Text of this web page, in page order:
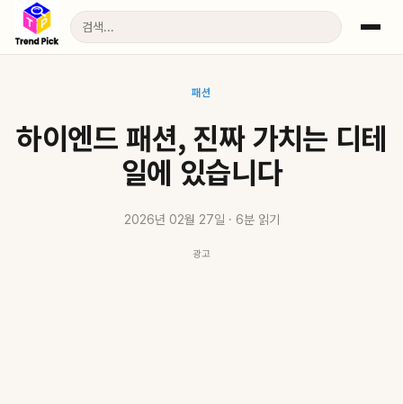
패션
하이엔드 패션, 진짜 가치는 디테
일에 있습니다
2026년 02월 27일 · 6분 읽기
광고